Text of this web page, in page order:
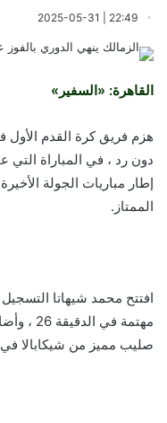
القاهرة: «السفير»
هزم فريق كرة القدم الأول
دون رد ، في المباراة التي
إطار مباريات الجولة
الممتاز.
افتتح محمد شيهاتا
مهتمة
صليب مميز من شيكابالا في